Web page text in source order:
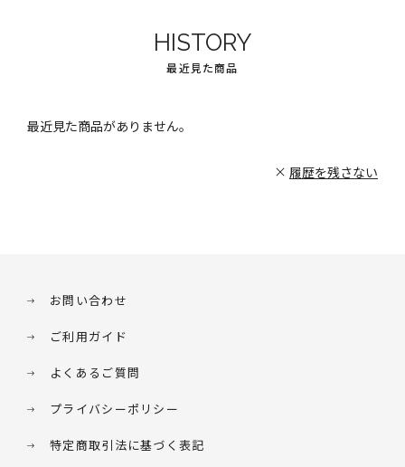
HISTORY
最近見た商品
最近見た商品がありません。
履歴を残さない
お問い合わせ
ご利用ガイド
よくあるご質問
プライバシーポリシー
特定商取引法に基づく表記